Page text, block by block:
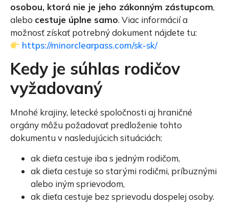
osobou, ktorá nie je jeho zákonným zástupcom,
alebo cestuje úplne samo. Viac informácií a
možnosť získať potrebný dokument nájdete tu:
https://minorclearpass.com/sk-sk/
Kedy je súhlas rodičov
vyžadovaný
Mnohé krajiny, letecké spoločnosti aj hraničné
orgány môžu požadovať predloženie tohto
dokumentu v nasledujúcich situáciách:
ak dieťa cestuje iba s jedným rodičom,
ak dieťa cestuje so starými rodičmi, príbuznými
alebo iným sprievodom,
ak dieťa cestuje bez sprievodu dospelej osoby.